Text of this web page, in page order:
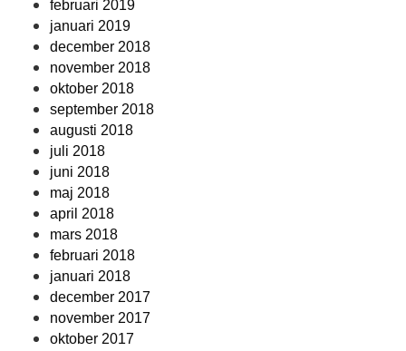
februari 2019
januari 2019
december 2018
november 2018
oktober 2018
september 2018
augusti 2018
juli 2018
juni 2018
maj 2018
april 2018
mars 2018
februari 2018
januari 2018
december 2017
november 2017
oktober 2017